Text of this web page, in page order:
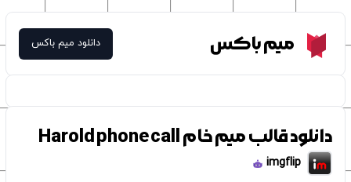
Meme Boxمیم باکس دانلود میم باکس
دانلود قالب میم خام Harold phone call
imgflip